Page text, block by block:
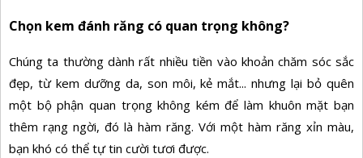
Chọn kem đánh răng có quan trọng không?
Chúng ta thường dành rất nhiều tiền vào khoản chăm sóc sắc
đẹp, từ kem dưỡng da, son môi, kẻ mắt... nhưng lại bỏ quên
một bộ phận quan trọng không kém để làm khuôn mặt bạn
thêm rạng ngời, đó là hàm răng. Với một hàm răng xỉn màu,
bạn khó có thể tự tin cười tươi được.